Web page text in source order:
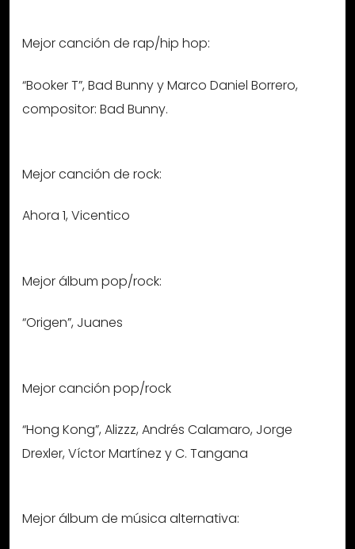
Mejor canción de rap/hip hop:
“Booker T”, Bad Bunny y Marco Daniel Borrero,
compositor: Bad Bunny.
Mejor canción de rock:
Ahora 1, Vicentico
Mejor álbum pop/rock:
“Origen”, Juanes
Mejor canción pop/rock
“Hong Kong”, Alizzz, Andrés Calamaro, Jorge
Drexler, Víctor Martínez y C. Tangana
Mejor álbum de música alternativa: